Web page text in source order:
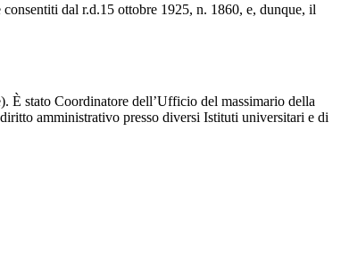
dal r.d.15 ottobre 1925, n. 1860, e, dunque, il
È stato Coordinatore dell’Ufficio del massimario della
amministrativo presso diversi Istituti universitari e di